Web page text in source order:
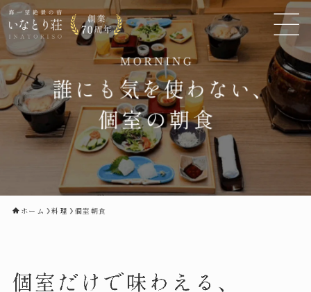
ホーム 料理 個室朝食